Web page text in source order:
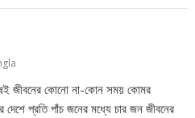
জীবনের কোনো না-কোন সময় কোমর
প্রতি পাঁচ জনের মধ্যে চার জন জীবনের